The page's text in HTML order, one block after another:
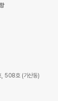
, 508호 (가산동)